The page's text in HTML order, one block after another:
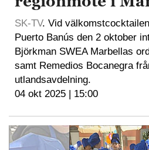
SK-TV. Vid
Puerto Banús den 2 oktober
Björkman SWEA Marbellas
samt Remedios Bocanegra
utlandsavdelning.
04 okt 2025 | 15:00